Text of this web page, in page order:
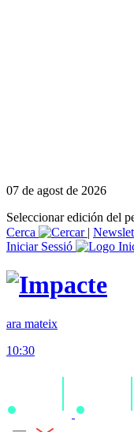
07 de agost de 2026
Seleccionar edición del
Cerca
|
Iniciar Sessió
ara mateix
10:30